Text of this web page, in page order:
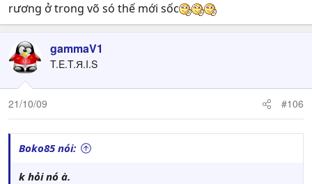
rương ở trong võ só thế mới sốc
gammaV1
T.E.T.Я.I.S
21/10/09 #106
Boko85 nói:
k hỏi nó à.